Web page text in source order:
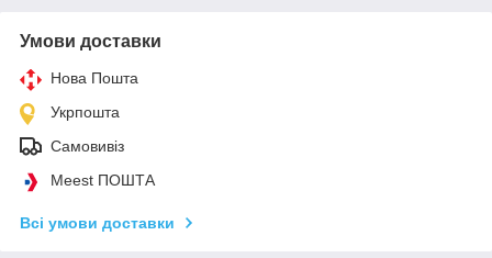
Умови доставки
Нова Пошта
Укрпошта
Самовивіз
Meest ПОШТА
Всі умови доставки